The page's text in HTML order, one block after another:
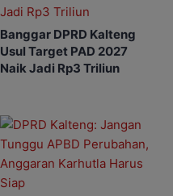
Banggar DPRD Kalteng
Usul Target PAD 2027
Naik Jadi Rp3 Triliun